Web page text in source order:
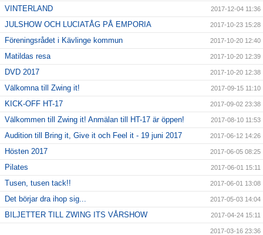
VINTERLAND 2017-12-04 11:36
JULSHOW OCH LUCIATÅG PÅ EMPORIA 2017-10-23 15:28
Föreningsrådet i Kävlinge kommun 2017-10-20 12:40
Matildas resa 2017-10-20 12:39
DVD 2017 2017-10-20 12:38
Välkomna till Zwing it! 2017-09-15 11:10
KICK-OFF HT-17 2017-09-02 23:38
Välkommen till Zwing it! Anmälan till HT-17 är öppen! 2017-08-10 11:53
Audition till Bring it, Give it och Feel it - 19 juni 2017 2017-06-12 14:26
Hösten 2017 2017-06-05 08:25
Pilates 2017-06-01 15:11
Tusen, tusen tack!! 2017-06-01 13:08
Det börjar dra ihop sig... 2017-05-03 14:04
BILJETTER TILL ZWING ITS VÅRSHOW 2017-04-24 15:11
2017-03-16 23:36